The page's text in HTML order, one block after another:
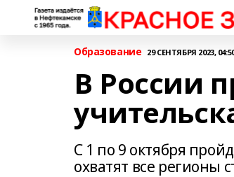
Образование 29 СЕНТЯБРЯ 2023,
В России
С 1 по 9 октября
охватят все регионы